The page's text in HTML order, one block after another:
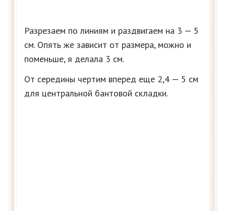
Разрезаем по линиям и раздвигаем на 3 — 5
см. Опять же зависит от размера, можно и
поменьше, я делала 3 см.
От середины чертим вперед еще 2,4 — 5 см
для центральной бантовой складки.